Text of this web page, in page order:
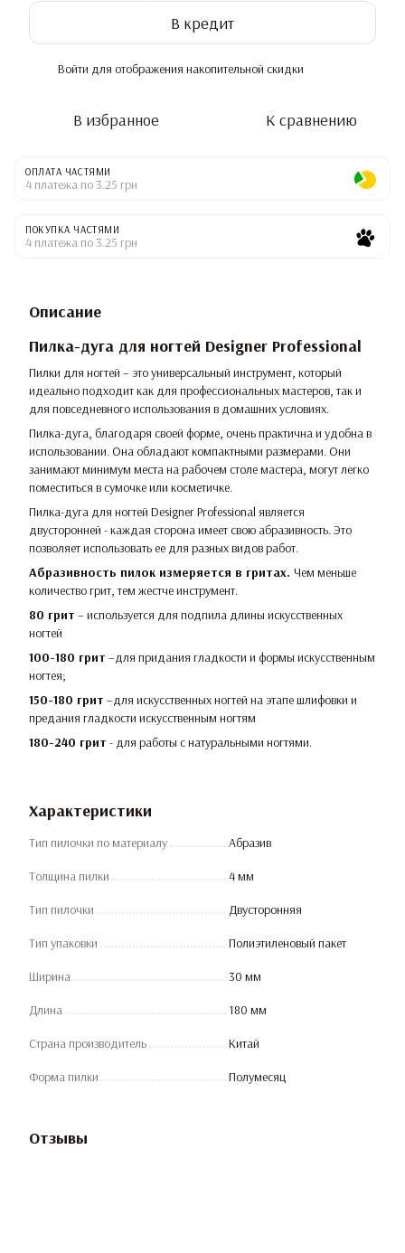
В кредит
Войти для отображения накопительной скидки
В избранное К сравнению
ОПЛАТА ЧАСТЯМИ
4 платежа по 3.25 грн
ПОКУПКА ЧАСТЯМИ
4 платежа по 3.25 грн
Описание
Пилка-дуга для ногтей Designer Professional
Пилки для ногтей – это универсальный инструмент, который
идеально подходит как для профессиональных мастеров, так и
для повседневного использования в домашних условиях.
Пилка-дуга, благодаря своей форме, очень практична и удобна в
использовании. Она обладают компактными размерами. Они
занимают минимум места на рабочем столе мастера, могут легко
поместиться в сумочке или косметичке.
Пилка-дуга для ногтей Designer Professional является
двусторонней - каждая сторона имеет свою абразивность. Это
позволяет использовать ее для разных видов работ.
Абразивность пилок измеряется в гритах. Чем меньше
количество грит, тем жестче инструмент.
80 грит – используется для подпила длины искусственных
ногтей
100-180 грит –для придания гладкости и формы искусственным
ногтея;
150-180 грит –для искусственных ногтей на этапе шлифовки и
предания гладкости искусственным ногтям
180-240 грит - для работы с натуральными ногтями.
Характеристики
Тип пилочки по материалу Абразив
Толщина пилки 4 мм
Тип пилочки Двусторонняя
Тип упаковки Полиэтиленовый пакет
Ширина 30 мм
Длина 180 мм
Страна производитель Китай
Форма пилки Полумесяц
Отзывы